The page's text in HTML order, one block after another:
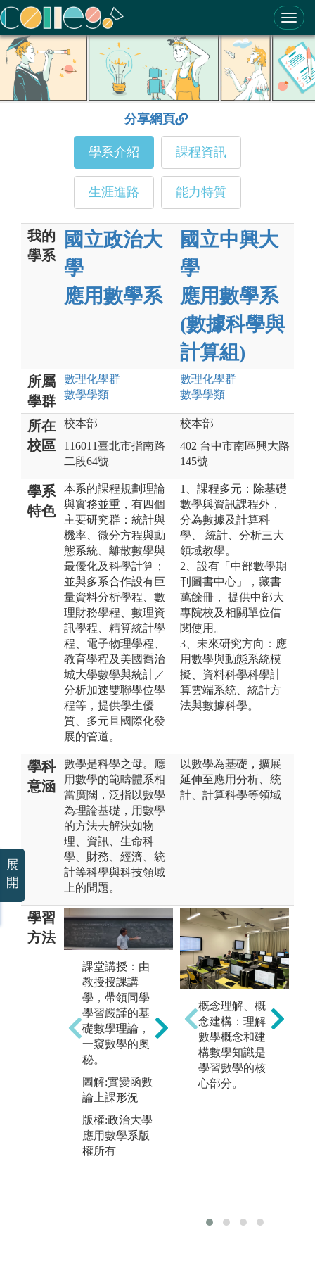
ColleGo! 大學選才與高中育才輔助系統
分享網頁
學系介紹 課程資訊
生涯進路 能力特質
我的
學系
國立政治大
學
應用數學系
國立中興大
學
應用數學系
(數據科學與
計算組)
所屬
學群
數理化學群
數學學類
數理化學群
數學學類
所在
校區
校本部
116011臺北市指南路
二段64號
校本部
402 台中市南區興大路
145號
學系
特色
本系的課程規劃理論
與實務並重，有四個
主要研究群：統計與
機率、微分方程與動
態系統、離散數學與
最優化及科學計算；
並與多系合作設有巨
量資料分析學程、數
理財務學程、數理資
訊學程、精算統計學
程、電子物理學程、
教育學程及美國喬治
城大學數學與統計／
分析加速雙聯學位學
程等，提供學生優
質、多元且國際化發
展的管道。
1、課程多元：除基礎
數學與資訊課程外，
分為數據及計算科
學、 統計、分析三大
領域教學。
2、設有「中部數學期
刊圖書中心」，藏書
萬餘冊， 提供中部大
專院校及相關單位借
閱使用。
3、未來研究方向：應
用數學與動態系統模
擬、資料科學科學計
算雲端系統、統計方
法與數據科學。
學科
意涵
數學是科學之母。應
用數學的範疇體系相
當廣闊，泛指以數學
為理論基礎，用數學
的方法去解決如物
理、資訊、生命科
學、財務、經濟、統
計等科學與科技領域
上的問題。
以數學為基礎，擴展
延伸至應用分析、統
計、計算科學等領域
學習
方法
課堂講授：由
教授授課講
學，帶領同學
學習嚴謹的基
礎數學理論，
一窺數學的奧
秘。
圖解:實變函數
論上課形況
版權:政治大學
應用數學系版
權所有
演習課程：必
修課程皆有演
習課，由助教
帶領學生實際
做習題，讓學
生更能充分瞭
概念理解、概
念建構：理解
數學概念和建
構數學知識是
學習數學的核
心部分。
展
開